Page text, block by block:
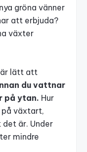
gröna vänner
att erbjuda?
växter
är lätt att
du vattnar
på ytan. Hur
växtart,
det är. Under
mindre